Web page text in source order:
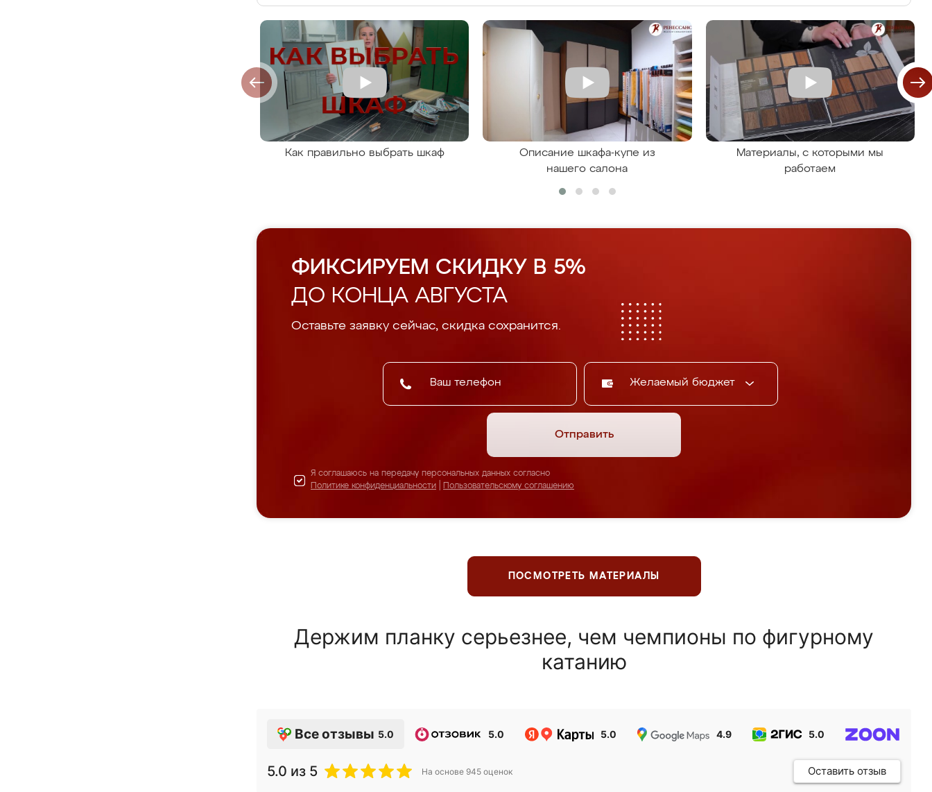
Как правильно выбрать шкаф
Описание шкафа-купе из
нашего салона
Материалы, с которыми мы
работаем
ФИКСИРУЕМ СКИДКУ В 5%
ДО КОНЦА АВГУСТА
Оставьте заявку сейчас, скидка сохранится.
Желаемый бюджет
Отправить
Я соглашаюсь на передачу персональных данных согласно
Политике конфиденциальности
Пользовательскому соглашению
ПОСМОТРЕТЬ МАТЕРИАЛЫ
Держим планку серьезнее, чем чемпионы по фигурному
катанию
Все отзывы 5.0 5.0 5.0 4.9 5.0
5.0 из 5 На основе 945 оценок Оставить отзыв